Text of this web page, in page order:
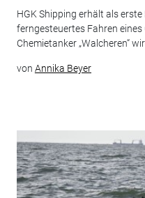
HGK Shipping erhält als
ferngesteuertes Fahren
Chemietanker „Walcheren“
von Annika Beyer